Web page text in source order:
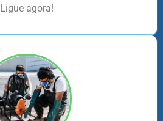
Ligue agora!